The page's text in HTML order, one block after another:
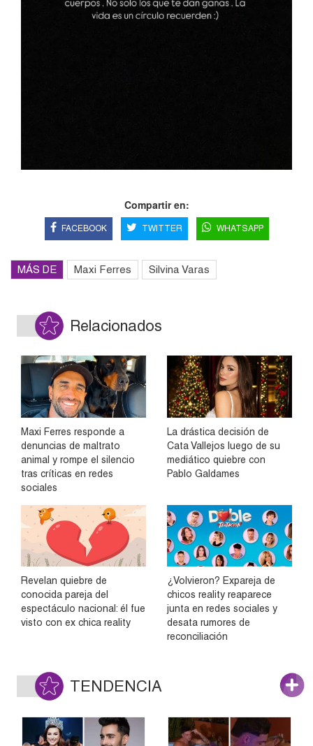
Compartir en:
FACEBOOK TWITTER WHATSAPP
MÁS DE Maxi Ferres Silvina Varas
Relacionados
Maxi Ferres responde a
denuncias de maltrato
animal y rompe el silencio
tras críticas en redes
sociales
La drástica decisión de
Cata Vallejos luego de su
mediático quiebre con
Pablo Galdames
Revelan quiebre de
conocida pareja del
espectáculo nacional: él fue
visto con ex chica reality
¿Volvieron? Expareja de
chicos reality reaparece
junta en redes sociales y
desata rumores de
reconciliación
TENDENCIA